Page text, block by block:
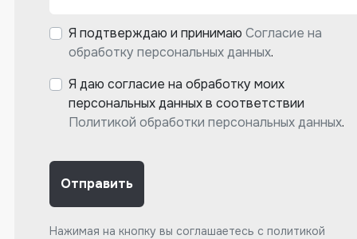
Я подтверждаю и принимаюСогласие на
обработку персональных данных.
Я даю согласие на обработку моих
персональных данных в соответствии
Политикой обработки персональных данных.
Отправить
Нажимая на кнопку вы соглашаетесь сполитикой